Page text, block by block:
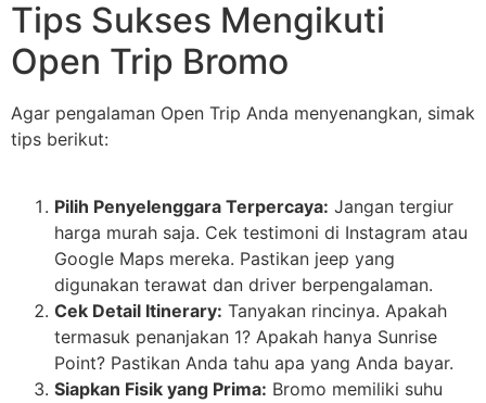
Tips Sukses Mengikuti
Open Trip Bromo
Agar pengalaman Open Trip Anda menyenangkan, simak
tips berikut:
Pilih Penyelenggara Terpercaya: Jangan tergiur
harga murah saja. Cek testimoni di Instagram atau
Google Maps mereka. Pastikan jeep yang
digunakan terawat dan driver berpengalaman.
Cek Detail Itinerary: Tanyakan rincinya. Apakah
termasuk penanjakan 1? Apakah hanya Sunrise
Point? Pastikan Anda tahu apa yang Anda bayar.
Siapkan Fisik yang Prima: Bromo memiliki suhu